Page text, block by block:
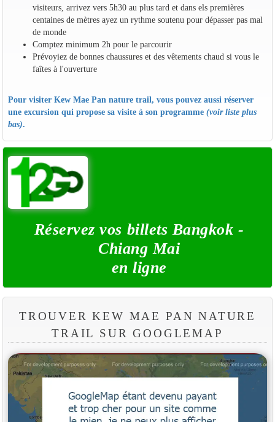
visiteurs, arrivez vers 5h30 au plus tard et dans els premières
centaines de mètres ayez un rythme soutenu pour dépasser pas mal
de monde
Comptez minimum 2h pour le parcourir
Prévoyiez de bonnes chaussures et des vêtements chaud si vous le
faîtes à l'ouverture
Pour visiter Kew Mae Pan nature trail, vous pouvez aussi réserver
une excursion qui propose sa visite à son programme (voir liste plus
bas).
Réservez vos billets Bangkok -
Chiang Mai
en ligne
TROUVER KEW MAE PAN NATURE
TRAIL SUR GOOGLEMAP